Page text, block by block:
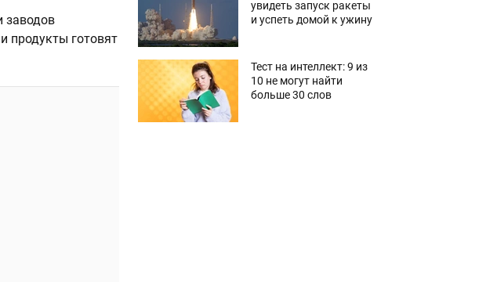
заводов
продукты готовят
увидеть запуск ракеты
и успеть домой к ужину
Тест на интеллект: 9 из
10 не могут найти
больше 30 слов